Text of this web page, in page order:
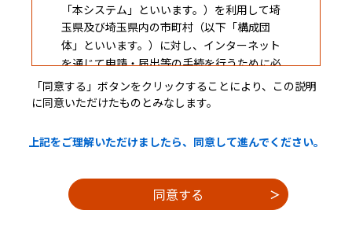
「本システム」といいます。）を利用して埼
玉県及び埼玉県内の市町村（以下「構成団
体」といいます。）に対し、インターネット
を通じて申請・届出等の手続を行うために必
要な事項を定めるものです。
２ 利用規約の同意
行うためには、この規約に同意することが必
要です。このことを前提に、構成団体は本シ
「同意する」ボタンをクリックすることにより、この説明
に同意いただけたものとみなします。
上記をご理解いただけましたら、同意して進んでください。